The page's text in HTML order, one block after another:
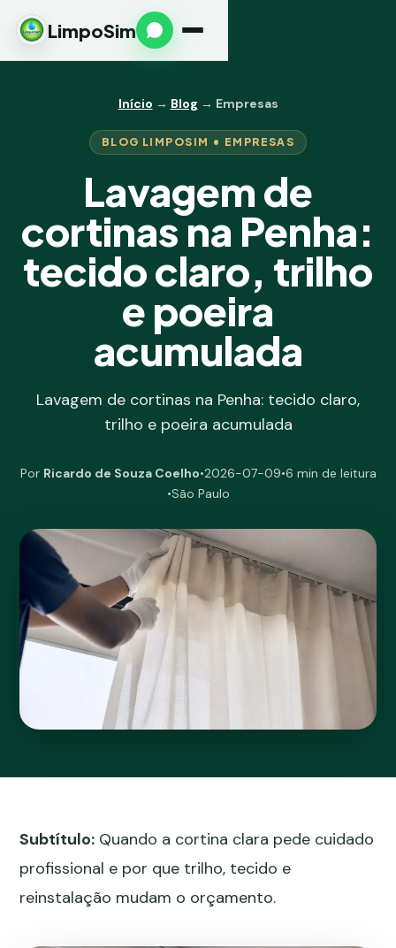
LimpoSim
Início → Blog → Empresas
BLOG LIMPOSIM • EMPRESAS
Lavagem de
cortinas na Penha:
tecido claro, trilho
e poeira
acumulada
Lavagem de cortinas na Penha: tecido claro,
trilho e poeira acumulada
Por Ricardo de Souza Coelho•2026-07-09•6 min de leitura
•São Paulo
Subtítulo: Quando a cortina clara pede cuidado
profissional e por que trilho, tecido e
reinstalação mudam o orçamento.